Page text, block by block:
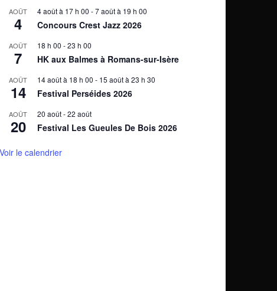
AOÛT
4
4 août à 17 h 00 -7 août à 19 h 00
Concours Crest Jazz 2026
AOÛT
7
18 h 00 -23 h 00
HK aux Balmes à Romans-sur-Isère
AOÛT
14
14 août à 18 h 00 - 15 août à 23 h 30
Festival Perséides 2026
AOÛT
20
20 août-22 août
Festival Les Gueules De Bois 2026
Voir le calendrier